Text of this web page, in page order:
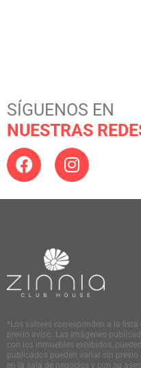
SÍGUENOS EN
NUESTRAS
*Los valores corresponden a la
previo aviso. Las imágenes
con los inmuebles exhibidos,
publicados pueden variar sin
en la sala de negocios y con su